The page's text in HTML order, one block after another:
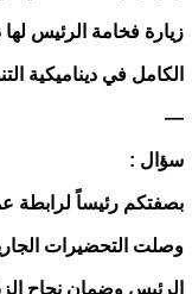
زيارة فخامة الرئيس
الكامل في ديناميكية
—
سؤال :
بصفتكم رئيساً لرابطة
وصلت التحضيرات
الرئيس وضمان نجاح